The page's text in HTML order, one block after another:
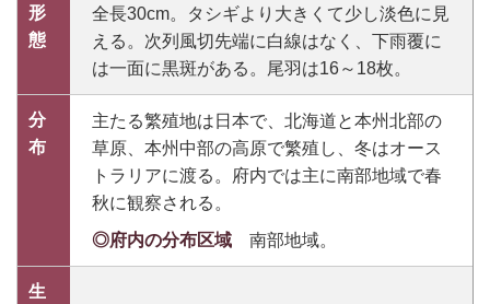
形
態
全長30cm。タシギより大きくて少し淡色に見
える。次列風切先端に白線はなく、下雨覆に
は一面に黒斑がある。尾羽は16～18枚。
分
布
主たる繁殖地は日本で、北海道と本州北部の
草原、本州中部の高原で繁殖し、冬はオース
トラリアに渡る。府内では主に南部地域で春
秋に観察される。
◎府内の分布区域 南部地域。
生